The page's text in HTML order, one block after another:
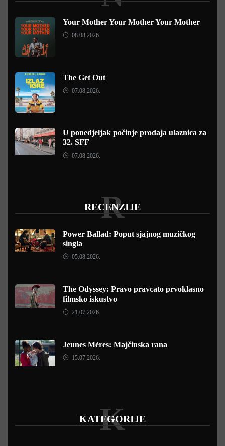
Your Mother Your Mother Your Mother
08.08.2026.
The Get Out
07.08.2026.
U ponedjeljak počinje prodaja ulaznica za
32. SFF
07.08.2026.
RECENZIJE
R
Power Ballad: Poput sjajnog muzičkog
singla
05.08.2026.
The Odyssey: Pravo pravcato prvoklasno
filmsko iskustvo
21.07.2026.
Jeunes Mères: Majčinska rana
15.07.2026.
KATEGORIJE
K